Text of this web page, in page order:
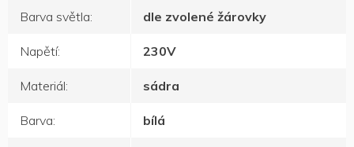
Barva světla: dle zvolené žárovky
Napětí: 230V
Materiál: sádra
Barva: bílá